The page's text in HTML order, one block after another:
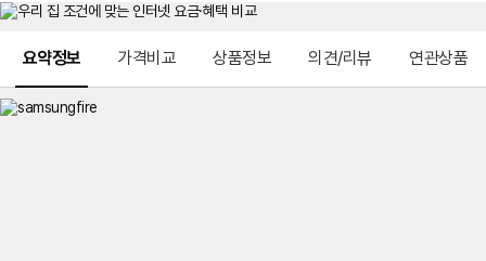
요약정보 가격비교 상품정보 의견/리뷰 연관상품